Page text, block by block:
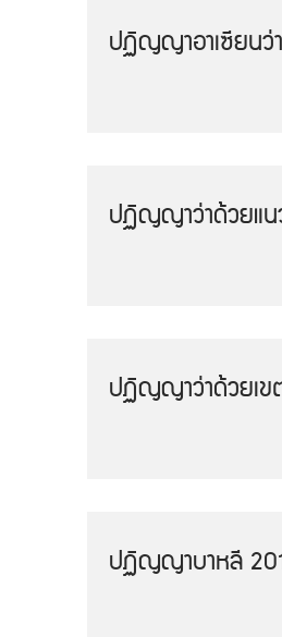
ปฏิญญาอาเซียน
ปฏิญญาว่าด้วยแน
ปฏิญญาว่าด้วยเข
ปฏิญญาบาหลี